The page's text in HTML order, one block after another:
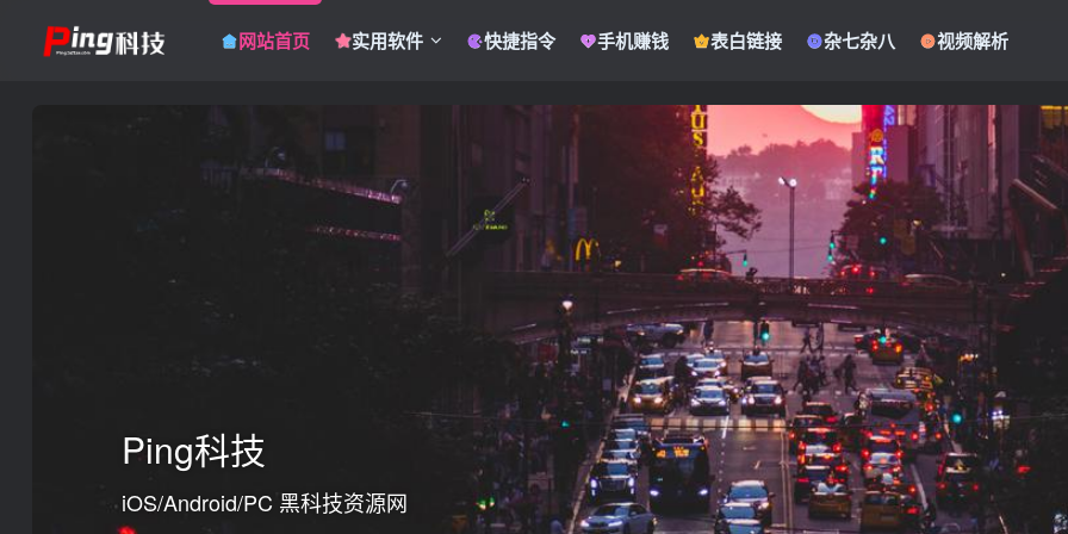
网站首页 实用软件 快捷指令 手机赚钱 表白链接 杂七杂八 视频解析
Ping科技
iOS/Android/PC 黑科技资源网